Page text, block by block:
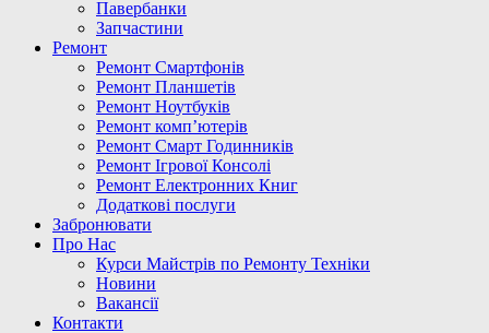
Павербанки
Запчастини
Ремонт
Ремонт Смартфонів
Ремонт Планшетів
Ремонт Ноутбуків
Ремонт комп’ютерів
Ремонт Смарт Годинників
Ремонт Ігрової Консолі
Ремонт Електронних Книг
Додаткові послуги
Забронювати
Про Нас
Курси Майстрів по Ремонту Техніки
Новини
Вакансії
Контакти